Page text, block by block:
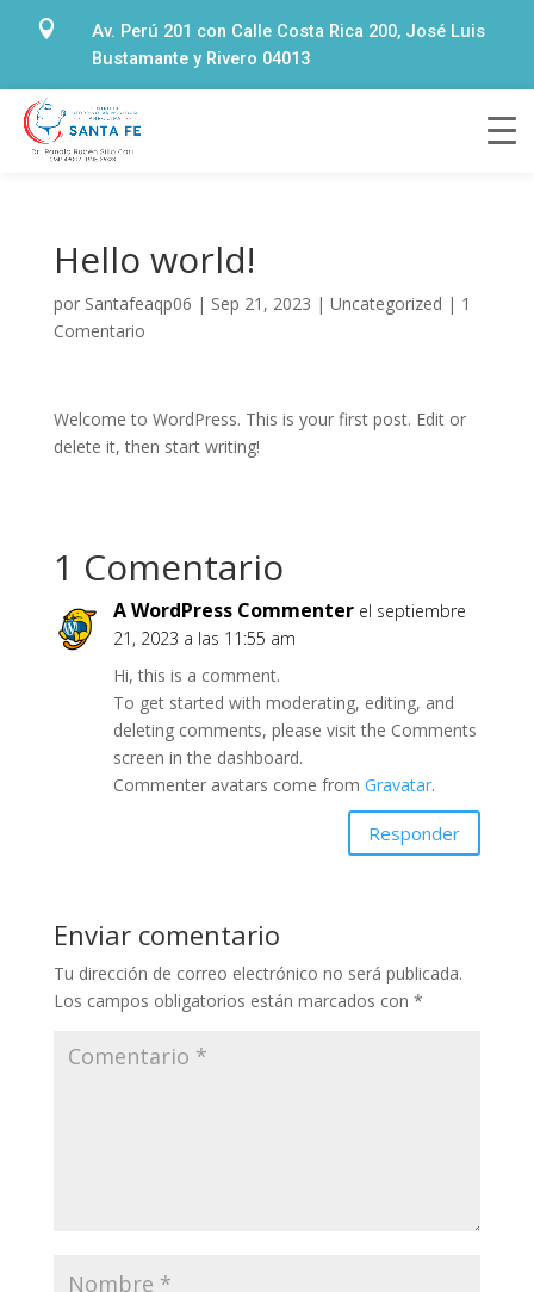

Av. Perú 201 con Calle Costa Rica 200, José Luis
Bustamante y Rivero 04013
Hello world!
por Santafeaqp06 | Sep 21, 2023 | Uncategorized | 1
Comentario
Welcome to WordPress. This is your first post. Edit or
delete it, then start writing!
1 Comentario
A WordPress Commenter el septiembre
21, 2023 a las 11:55 am
Hi, this is a comment.
To get started with moderating, editing, and
deleting comments, please visit the Comments
screen in the dashboard.
Commenter avatars come from Gravatar.
Responder
Enviar comentario
Tu dirección de correo electrónico no será publicada.
Los campos obligatorios están marcados con *